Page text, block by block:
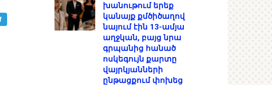
խանութում երեք
կանայք քմծիծաղով
նայում էին 13-ամյա
աղջկան, բայց նրա
գրպանից հանած
ոսկեգույն քարտը
վայրկյանների
ընթացքում փոխեց